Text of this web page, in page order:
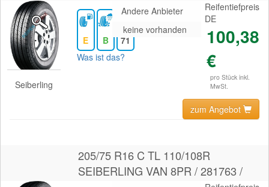
Seiberling
E B
71
Was ist das?
Andere Anbieter
keine vorhanden
Reifentiefpreis
DE
100,38
€
pro Stück inkl.
MwSt.
zum Angebot
205/75 R16 C TL 110/108R
SEIBERLING VAN 8PR / 281763 /